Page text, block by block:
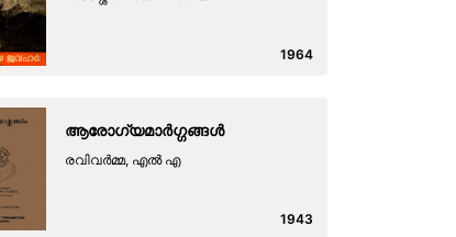
1964
ആരോഗ്യമാർഗ്ഗങ്ങൾ
രവിവർമ്മ, എൽ എ
1943